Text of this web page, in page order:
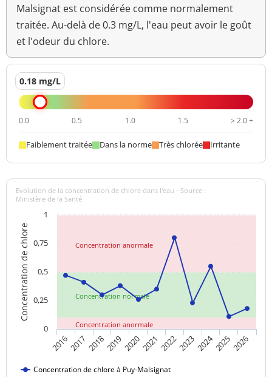
Malsignat est considérée comme normalement
traitée. Au-delà de 0.3 mg/L, l'eau peut avoir le goût
et l'odeur du chlore.
0.18 mg/L
0.0 0.5 1.0 1.5 > 2.0 +
Faiblement traitée Dans la norme Très chlorée Irritante
Concentration normale
Concentration anormale
Concentration anormale
Concentration de chlore
Evolution de la concentration de chlore dans l'eau - Source :
Ministère de la Santé
Concentration de chlore à Puy-Malsignat
20162017 201820192020202120222023202420252026
0
0,25
0,5
0,75
1